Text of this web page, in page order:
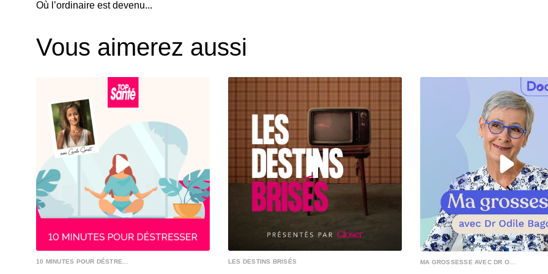
#34
#33
00:39:03
#32
! »
00:47:35
Où l’ordinaire est devenu...
Vous aimerez aussi
10 MINUTES POUR DÉSTRE... LES DESTINS BRISÉS MA GROSSESSE AVEC DR O...